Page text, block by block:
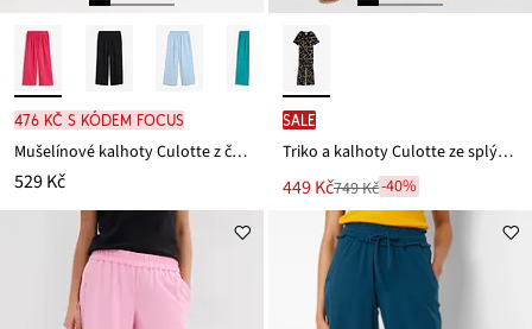
476 Kč s kódem FOCUS
Mušelínové kalhoty Culotte z čisté bavlny
529 Kč
SALE
Triko a kalhoty Culotte ze splývavé viskózové směsi (2dílná souprava)
Nová
449 Kč
Zlevněno
749 Kč
749 Kč-40%